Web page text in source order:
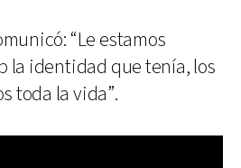
“Le estamos
la identidad que tenía, los
toda la vida”.